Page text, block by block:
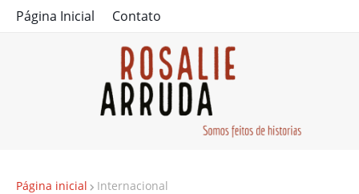
Página Inicial Contato
Página inicial Internacional